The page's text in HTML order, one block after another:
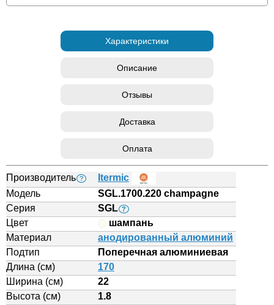
Характеристики
Описание
Отзывы
Доставка
Оплата
Производитель ?
Itermic
Модель
SGL.1700.220 champagne
Серия
SGL ?
Цвет
шампань
Материал
анодированный алюминий
Подтип
Поперечная алюминиевая
Длина (см)
170
Ширина (см)
22
Высота (см)
1.8